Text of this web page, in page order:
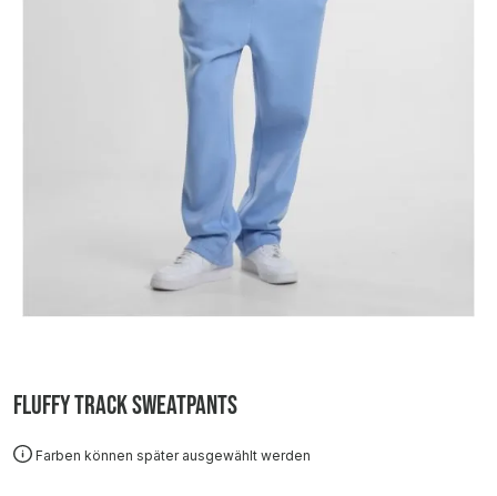
Fluffy Track Sweatpants
Farben können später ausgewählt werden